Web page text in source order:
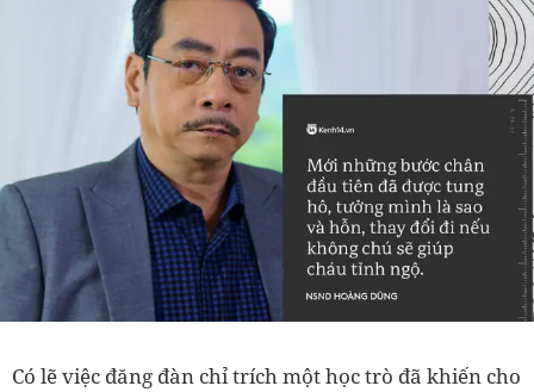
Có lẽ việc đăng đàn chỉ trích một học trò đã khiến cho